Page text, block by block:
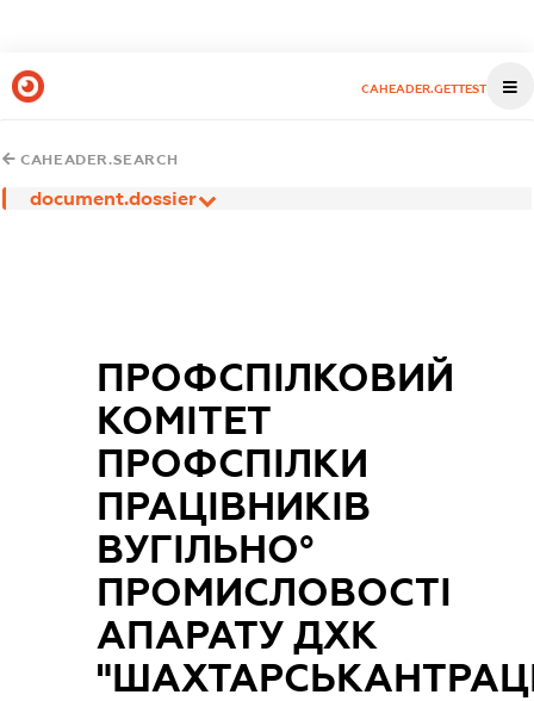
CAHEADER.GETTEST
CAHEADER.SEARCH
document.dossier
ПРОФСПІЛКОВИЙ
КОМІТЕТ
ПРОФСПІЛКИ
ПРАЦІВНИКІВ
ВУГІЛЬНО°
ПРОМИСЛОВОСТІ
АПАРАТУ ДХК